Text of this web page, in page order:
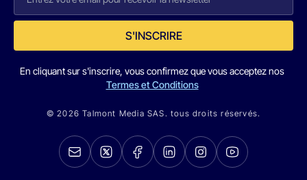
S'INSCRIRE
En cliquant sur s'inscrire, vous confirmez que vous acceptez nos
Termes et Conditions
© 2026 Talmont Media SAS. tous droits réservés.